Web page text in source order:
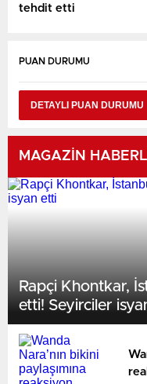
tehdit etti
PUAN DURUMU
DETAYLI PUAN DURUMU
MAGAZİN
Rapçi Khontkar,
etti! Seyirciler